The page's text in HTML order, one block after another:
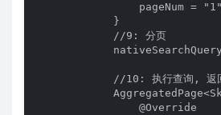
pageNum =
            }
            //9: 分页
//10: 执行查询, 返
                @Override